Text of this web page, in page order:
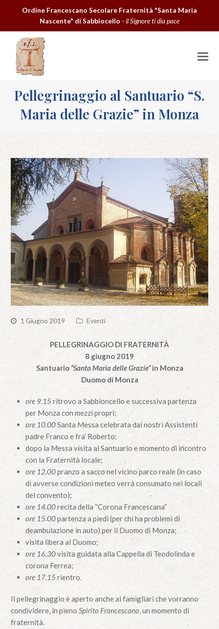
Ordine Francescano Secolare Fraternità "Santa Maria
Nascente" di Sabbiocello - il Signore ti dia pace
Pellegrinaggio al Santuario “S.
Maria delle Grazie” in Monza
1 Giugno 2019 Eventi
PELLEGRINAGGIO DI FRATERNITÀ
8 giugno 2019
Santuario “Santa Maria delle Grazie”in Monza
Duomo di Monza
ore 9.15 ritrovo a Sabbioncello e successiva partenza
per Monza con mezzi propri;
ore 10.00Santa Messa celebrata dai nostri Assistenti
padre Franco e fra’ Roberto;
dopo la Messa visita al Santuario e momento di incontro
con la Fraternità locale;
ore 12.00pranzo a sacco nel vicino parco reale (in caso
di avverse condizioni meteo verrà consumato nei locali
del convento);
ore 14.00recita della “Corona Francescana”
ore 15.00partenza a piedi (per chi ha problemi di
deambulazione in auto) per il Duomo di Monza;
visita libera al Duomo;
ore 16.30visita guidata alla Cappella di Teodolinda e
corona Ferrea;
ore 17.15 rientro.
Il pellegrinaggio è aperto anche ai famigliari che vorranno
condividere, in pienoSpirito Francescano, un momento di
fraternità.